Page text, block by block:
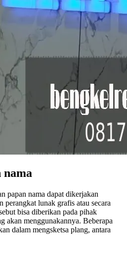
nama
papan nama dapat dikerjakan
perangkat lunak grafis atau secara
bisa diberikan pada pihak
akan menggunakannya. Beberapa
dalam mengsketsa plang, antara